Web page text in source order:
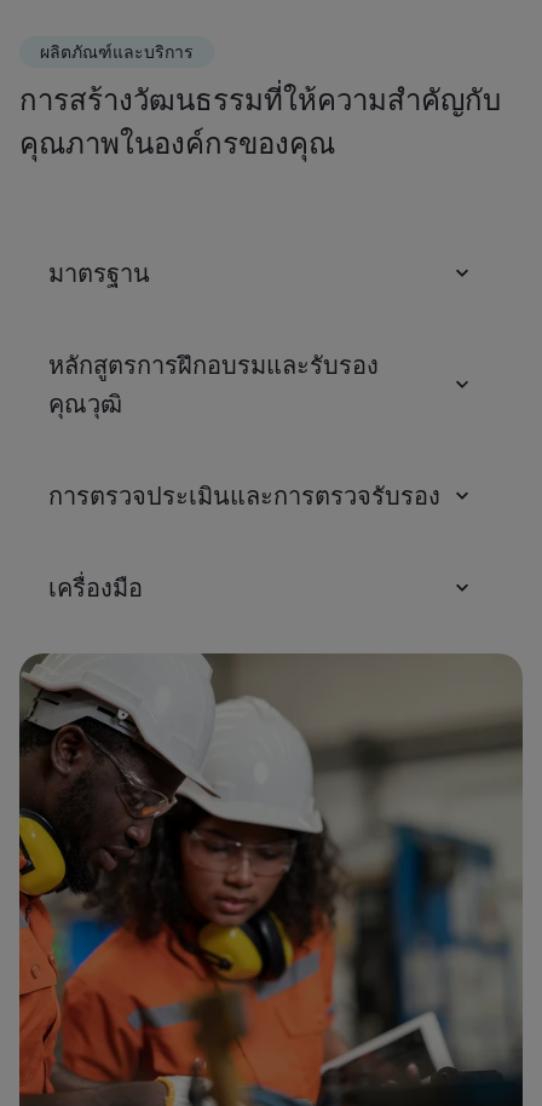
ผลิตภัณฑ์และบริการ
การสร้างวัฒนธรรมที่ให้ความสำคัญกับ
คุณภาพในองค์กรของคุณ
มาตรฐาน
หลักสูตรการฝึกอบรมและรับรอง
คุณวุฒิ
การตรวจประเมินและการตรวจรับรอง
เครื่องมือ